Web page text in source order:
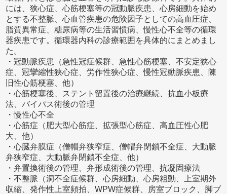
には、狭心症、心筋梗塞等の冠動脈疾患、心房細動を始め
とする不整脈、心血管疾患の危険因子としての高血圧症、
脂質異常症、糖尿病等の生活習慣病、慢性心不全等の循環
器疾患です。循環器内科の診療範囲を具体的にまとめまし
た。
・冠動脈疾患（急性冠症候群、急性心筋梗塞、不安定狭心
症、冠攣縮性狭心症、労作性狭心症、慢性冠動脈疾患、陳
旧性心筋梗塞、他）
・心筋梗塞後、ステント留置後の治療継続、抗血小板療
法、バイパス術後の管理
・慢性心不全
・心筋症（肥大型心筋症、拡張型心筋症、高血圧性心肥
大、他）
・心臓弁膜症（僧帽弁狭窄症、僧帽弁閉鎖不全症、大動脈
弁狭窄症、大動脈弁閉鎖不全症、他）
・弁置換術後の管理、弁形成術後の管理、抗凝固療法
・不整脈（洞不全症候群、心房細動、心房粗動、上室期外
収縮、発作性上室頻拍、WPW症候群、房室ブロック、脚ブ